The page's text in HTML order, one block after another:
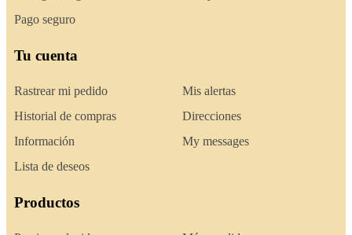
Pago seguro
Tu cuenta
Rastrear mi pedido
Historial de compras
Información
Lista de deseos
Mis alertas
Direcciones
My messages
Productos